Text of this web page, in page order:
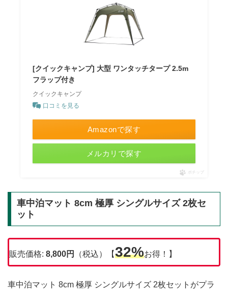
[クイックキャンプ] 大型 ワンタッチタープ 2.5m
フラップ付き
クイックキャンプ
口コミを見る
Amazonで探す
メルカリで探す
ポチップ
車中泊マット 8cm 極厚 シングルサイズ 2枚セ
ット
販売価格: 8,800円 （税込）【32%お得！】
車中泊マット 8cm 極厚 シングルサイズ 2枚セットがプラ